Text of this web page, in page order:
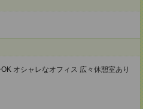
オシャレなオフィス 広々休憩室あり